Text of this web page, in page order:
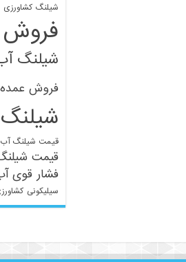
شیلنگ کشاورزی
شیلنگ
فروش
شیلنگ
قیمت شیلنگ آب
قیمت
فشار قوی
سیلیکونی